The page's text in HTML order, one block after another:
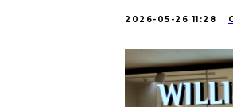
2026-05-26 11:28